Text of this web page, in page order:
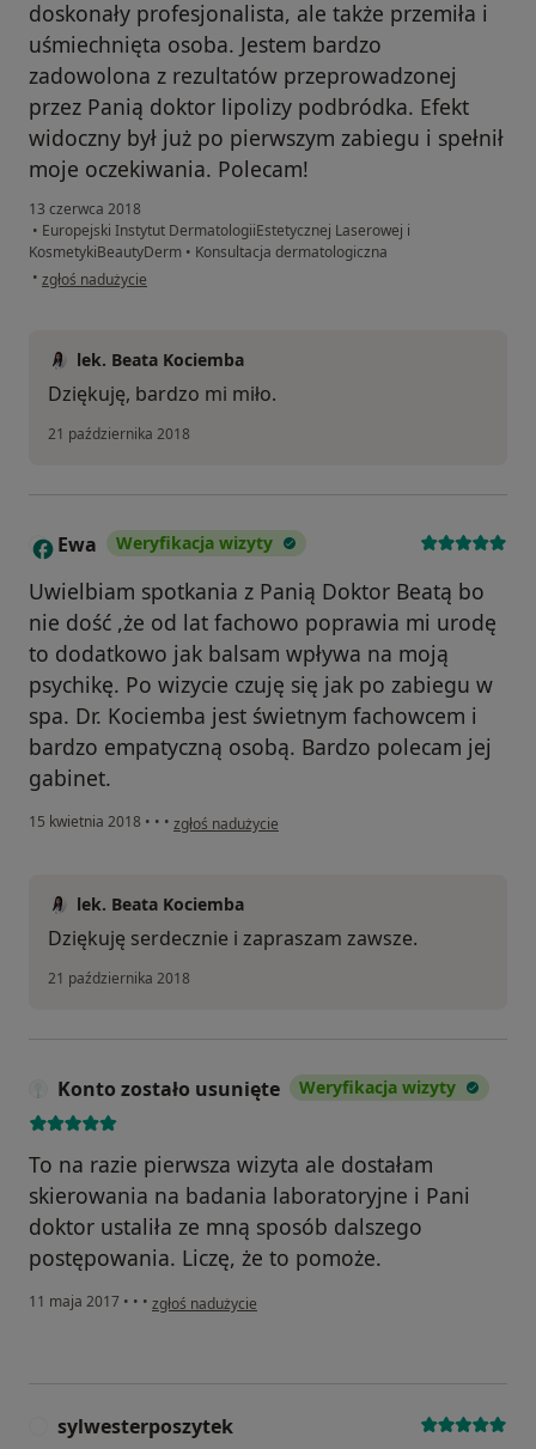
doskonały profesjonalista, ale także przemiła i
uśmiechnięta osoba. Jestem bardzo
zadowolona z rezultatów przeprowadzonej
przez Panią doktor lipolizy podbródka. Efekt
widoczny był już po pierwszym zabiegu i spełnił
moje oczekiwania. Polecam!
13 czerwca 2018
• Europejski Instytut DermatologiiEstetycznej Laserowej i
KosmetykiBeautyDerm • Konsultacja dermatologiczna
• w opinii użytkownika Magdalena
zgłoś nadużycie
lek. Beata Kociemba
Dziękuję, bardzo mi miło.
21 października 2018
E Ewa Weryfikacja wizyty
Uwielbiam spotkania z Panią Doktor Beatą bo
nie dość ,że od lat fachowo poprawia mi urodę
to dodatkowo jak balsam wpływa na moją
psychikę. Po wizycie czuję się jak po zabiegu w
spa. Dr. Kociemba jest świetnym fachowcem i
bardzo empatyczną osobą. Bardzo polecam jej
gabinet.
15 kwietnia 2018 • • • w opinii użytkownika Ewa
zgłoś nadużycie
lek. Beata Kociemba
Dziękuję serdecznie i zapraszam zawsze.
21 października 2018
Konto zostało usunięte Weryfikacja wizyty
To na razie pierwsza wizyta ale dostałam
skierowania na badania laboratoryjne i Pani
doktor ustaliła ze mną sposób dalszego
postępowania. Liczę, że to pomoże.
11 maja 2017 • • • w opinii użytkownika Konto zostało usunięte
zgłoś nadużycie
sylwesterposzytek